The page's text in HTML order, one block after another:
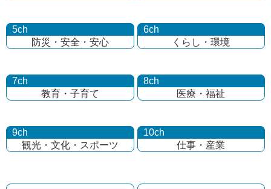
5ch
防災・安全・安心
6ch
くらし・環境
7ch
教育・子育て
8ch
医療・福祉
9ch
観光・文化・ スポーツ
10ch
仕事・産業